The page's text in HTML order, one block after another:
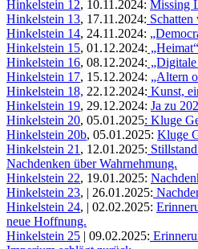
Hinkelstein 12, 10.11.2024: Missing
Hinkelstein 13, 17.11.2024:
Hinkelstein 14, 24.11.2024:
Hinkelstein 15, 01.12.2024: „Heimat“
Hinkelstein 16, 08.12.2024:
Hinkelstein 17, 15.12.2024: „Altern
Hinkelstein 18, 22.12.2024: Kunst,
Hinkelstein 19, 29.12.2024: Ja zu
Hinkelstein 20, 05.01.2025: Kluge
Hinkelstein 20b, 05.01.2025: Kluge
Hinkelstein 21 , 12.01.2025:
Nachdenken über Wahrnehmung.
Hinkelstein 22, 19.01.2025:
Hinkelstein 23, | 26.01.2025:
Hinkelstein 24, | 02.02.2025:
neue Hoffnung.
Hinkelstein 25 | 09.02.2025: